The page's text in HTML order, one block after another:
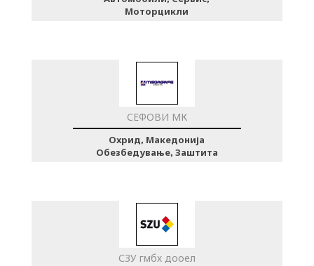
Моторцикли
СЕФОВИ МК
Охрид, Македонија
Обезбедување, Заштита
СЗУ гмбх дооел